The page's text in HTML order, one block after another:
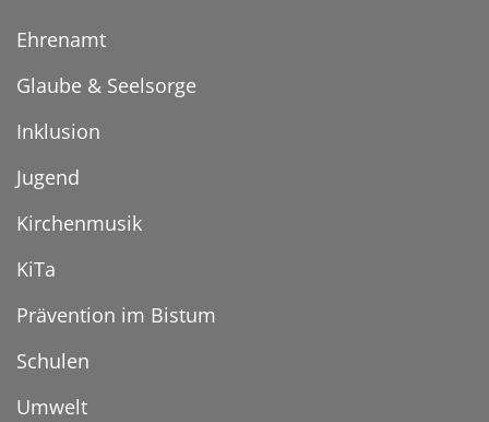
Ehrenamt
Glaube & Seelsorge
Inklusion
Jugend
Kirchenmusik
KiTa
Prävention im Bistum
Schulen
Umwelt